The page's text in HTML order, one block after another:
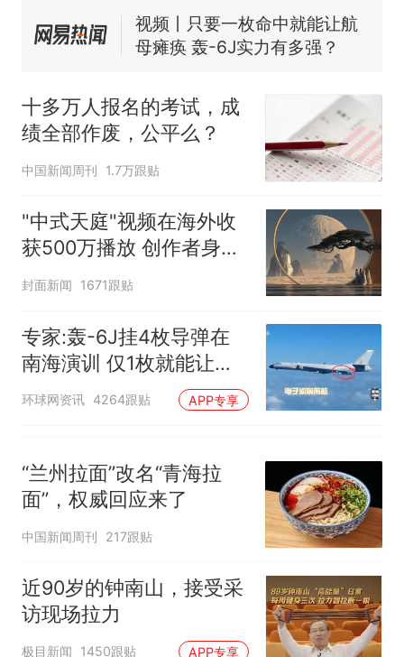
了……
视频丨只要一枚命中就能让航
母瘫痪 轰-6J实力有多强？
电力部门回应
佛山一中学招聘物理教师，笔
试前13名均遭淘汰？教育局：
已叫停招聘，成立调查组全面
热 十多万人报名的考试，成绩
十多万人报名的考试，成
绩全部作废，公平么？
中国新闻周刊 1.7万跟贴
"中式天庭"视频在海外收
获500万播放 创作者身份
披露
封面新闻 1671跟贴
专家:轰-6J挂4枚导弹在
南海演训 仅1枚就能让航
母瘫痪
环球网资讯 4264跟贴 APP专享
“兰州拉面”改名“青海拉
面”，权威回应来了
中国新闻周刊 217跟贴
近90岁的钟南山，接受采
访现场拉力
极目新闻 1450跟贴 APP专享